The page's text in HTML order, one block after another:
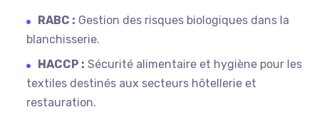
RABC : Gestion des risques biologiques dans la
blanchisserie.
HACCP : Sécurité alimentaire et hygiène pour les
textiles destinés aux secteurs hôtellerie et
restauration.